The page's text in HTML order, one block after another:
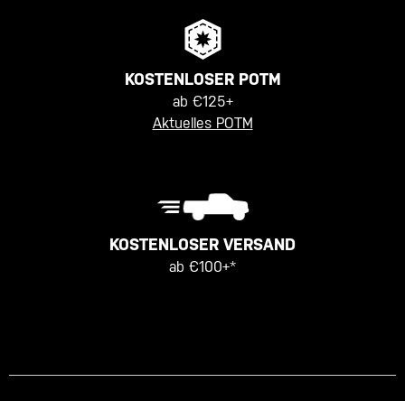
KOSTENLOSER POTM
ab €125+
Aktuelles POTM
KOSTENLOSER VERSAND
ab €100+*